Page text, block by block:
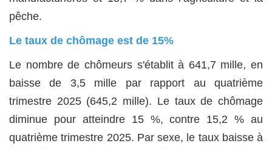
pêche.
Le taux de chômage est de 15%
Le nombre de chômeurs s'établit à 641,7 mille, en
baisse de 3,5 mille par rapport au quatrième
trimestre 2025 (645,2 mille). Le taux de chômage
diminue pour atteindre 15 %, contre 15,2 % au
quatrième trimestre 2025. Par sexe, le taux baisse à